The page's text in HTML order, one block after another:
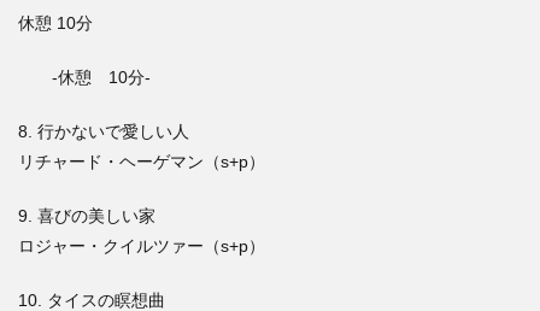
休憩 10分
-休憩 10分-
8. 行かないで愛しい人
リチャード・ヘーゲマン（s+p）
9. 喜びの美しい家
ロジャー・クイルツァー（s+p）
10. タイスの瞑想曲